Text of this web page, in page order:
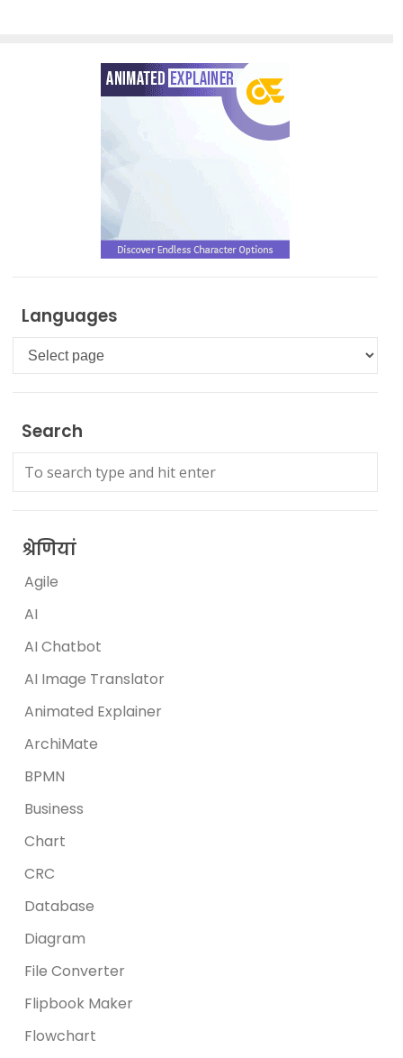
Languages
Languages
Search
श्रेणियां
Agile
AI
AI Chatbot
AI Image Translator
Animated Explainer
ArchiMate
BPMN
Business
Chart
CRC
Database
Diagram
File Converter
Flipbook Maker
Flowchart